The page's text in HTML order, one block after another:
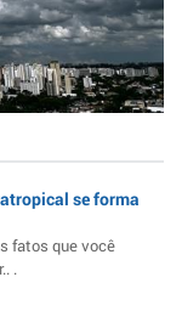
se forma
fatos que você
.